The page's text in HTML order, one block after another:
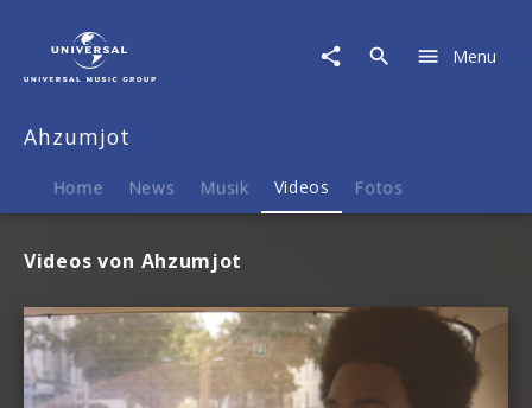
Menu
Ahzumjot
Home News Musik Videos Fotos
Videos von Ahzumjot